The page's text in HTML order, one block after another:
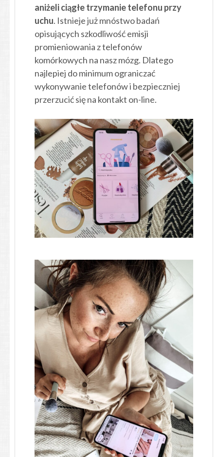
aniżeli ciągłe trzymanie telefonu przy
uchu. Istnieje już mnóstwo badań
opisujących szkodliwość emisji
promieniowania z telefonów
komórkowych na nasz mózg. Dlatego
najlepiej do minimum ograniczać
wykonywanie telefonów i bezpieczniej
przerzucić się na kontakt on-line.